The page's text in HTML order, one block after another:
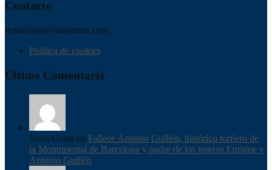
Contacte
redaccion@vadebraus.com
Política de cookies
Últims Comentaris
Jesus Grasa en Fallece Antonio Guillén, histórico torilero de
la Monumental de Barcelona y padre de los toreros Enrique y
Antonio Guillén